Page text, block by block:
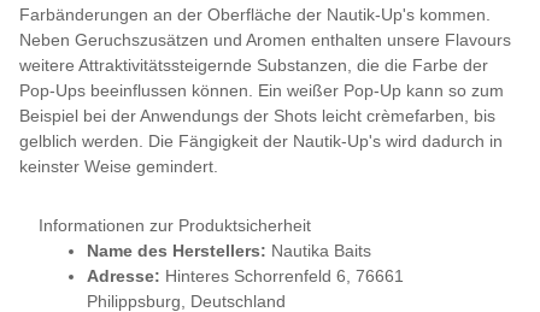
Farbänderungen an der Oberfläche der Nautik-Up's kommen.
Neben Geruchszusätzen und Aromen enthalten unsere Flavours
weitere Attraktivitätssteigernde Substanzen, die die Farbe der
Pop-Ups beeinflussen können. Ein weißer Pop-Up kann so zum
Beispiel bei der Anwendungs der Shots leicht crèmefarben, bis
gelblich werden. Die Fängigkeit der Nautik-Up's wird dadurch in
keinster Weise gemindert.
Informationen zur Produktsicherheit
Name des Herstellers: Nautika Baits
Adresse: Hinteres Schorrenfeld 6, 76661
Philippsburg, Deutschland